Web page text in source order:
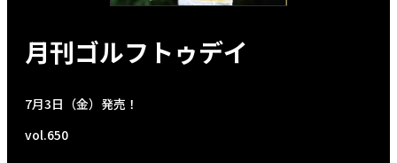
月刊ゴルフトゥデイ
7月3日（金）発売！
vol.650